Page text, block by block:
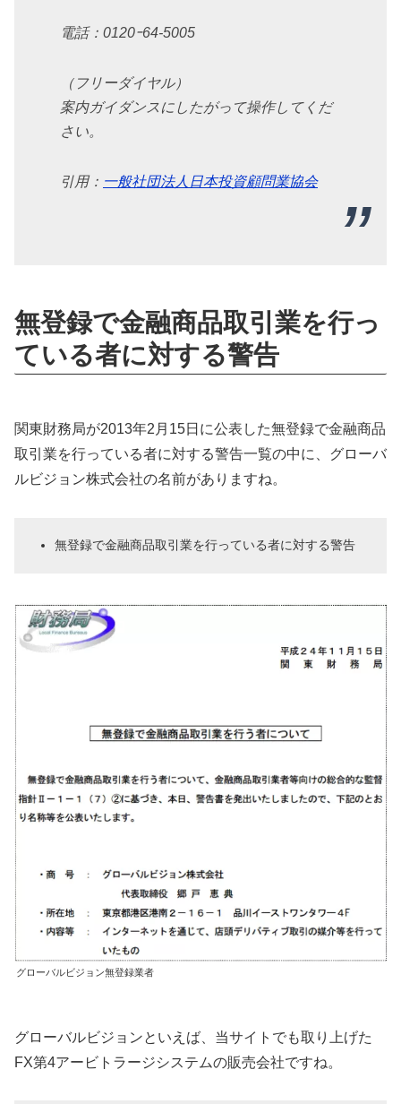
電話：0120ｰ64-5005
（フリーダイヤル）
案内ガイダンスにしたがって操作してくだ
さい。
引用： 一般社団法人日本投資顧問業協会
無登録で金融商品取引業を行っ
ている者に対する警告
関東財務局が2013年2月15日に公表した無登録で金融商品
取引業を行っている者に対する警告一覧の中に、グローバ
ルビジョン株式会社の名前がありますね。
無登録で金融商品取引業を行っている者に対する警告
グローバルビジョン無登録業者
グローバルビジョンといえば、当サイトでも取り上げた
FX第4アービトラージシステムの販売会社ですね。